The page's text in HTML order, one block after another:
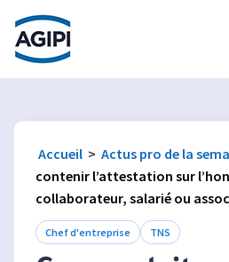
Accès au menu
Accès au contenu principal
Accueil > Actus pro de la
contenir l’attestation sur
collaborateur, salarié ou
Chef d'entreprise TNS